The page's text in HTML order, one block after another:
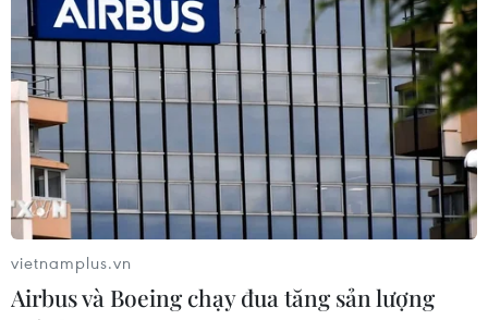
1,41 điểm, tuy nhiên HNX-Index lại giảm 0,38 điểm.
vietnamplus.vn
Airbus và Boeing chạy đua tăng sản lượng